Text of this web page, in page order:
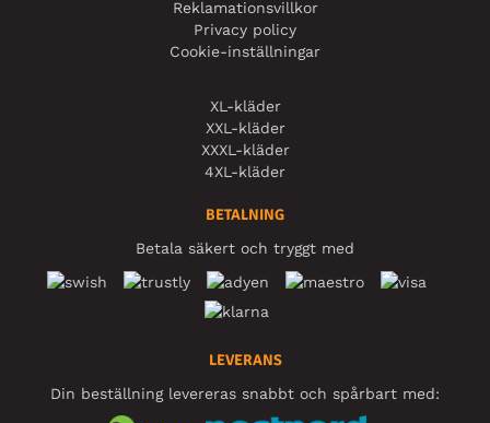
Reklamationsvillkor
Privacy policy
Cookie-inställningar
XL-kläder
XXL-kläder
XXXL-kläder
4XL-kläder
BETALNING
Betala säkert och tryggt med
LEVERANS
Din beställning levereras snabbt och spårbart med: